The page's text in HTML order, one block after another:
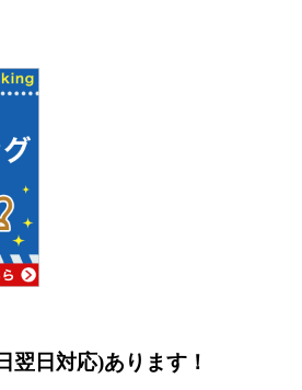
翌日対応)あります！